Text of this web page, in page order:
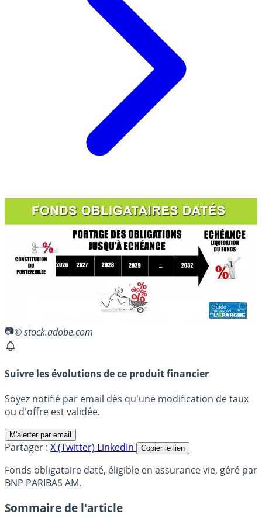
© stock.adobe.com
Suivre les évolutions de ce produit financier
Soyez notifié par email dès qu'une modification de taux
ou d'offre est validée.
M'alerter par email
Partager : X (Twitter) LinkedIn Copier le lien
Fonds obligataire daté, éligible en assurance vie, géré par
BNP PARIBAS AM.
Sommaire de l'article